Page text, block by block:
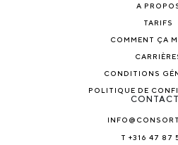
A
TARIFS
COMMENT ÇA
CONDITIONS
POLITIQUE DE
T +316 47 87